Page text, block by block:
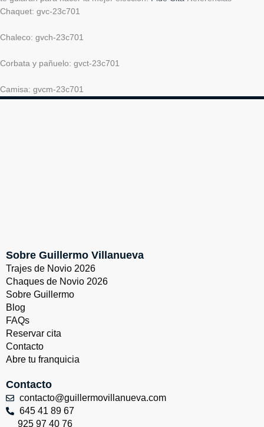
Chaquet: gvc-23c701
Chaleco: gvch-23c701
Corbata y pañuelo: gvct-23c701
Camisa: gvcm-23c701
Sobre Guillermo Villanueva
Trajes de Novio 2026
Chaques de Novio 2026
Sobre Guillermo
Blog
FAQs
Reservar cita
Contacto
Abre tu franquicia
Contacto
contacto@guillermovillanueva.com
645 41 89 67
925 97 40 76